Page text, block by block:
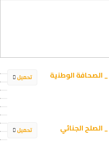
تحميل
الوطنية
تحميل الجنائي